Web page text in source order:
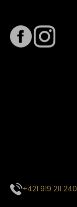
+421 919 211 240